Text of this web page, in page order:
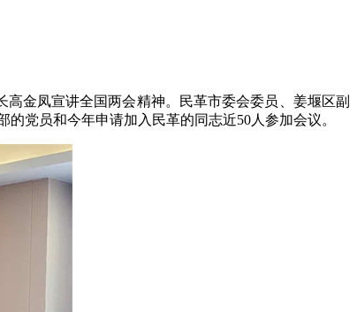
金凤宣讲全国两会精神。民革市委会委员、姜堰区副
党员和今年申请加入民革的同志近50人参加会议。